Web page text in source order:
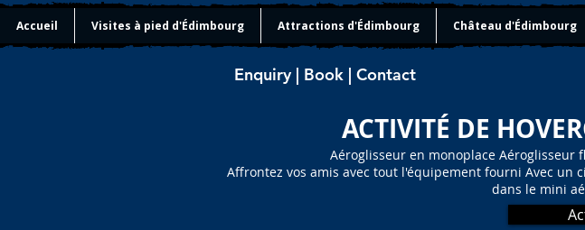
Accueil Visites à pied d'Édimbourg Attractions d'Édimbourg Château d'Édimbourg
Enquiry | Book | Contact
ACTIVITÉ DE
Aéroglisseur en monoplace
Affrontez vos amis avec tout l'équipement fourni Avec
dans le mini